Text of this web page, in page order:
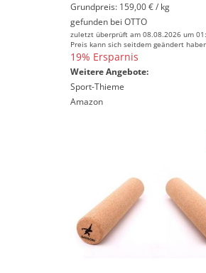
Grundpreis: 159,00 € / kg
gefunden bei OTTO
zuletzt überprüft am 08.08.2026 um
Preis kann sich seitdem geändert
19% Ersparnis
Weitere Angebote:
Sport-Thieme
Amazon